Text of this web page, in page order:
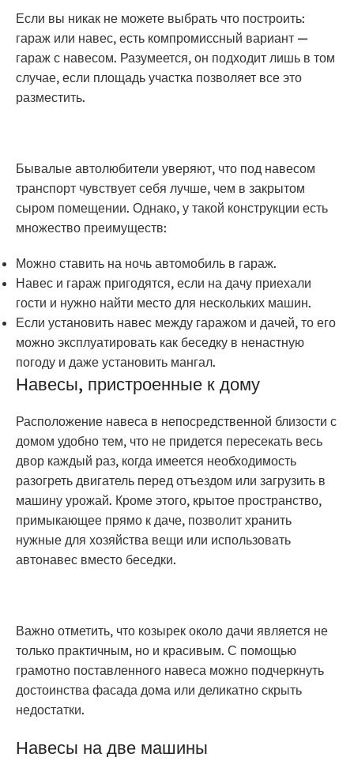
Если вы никак не можете выбрать что построить:
гараж или навес, есть компромиссный вариант —
гараж с навесом. Разумеется, он подходит лишь в том
случае, если площадь участка позволяет все это
разместить.
Бывалые автолюбители уверяют, что под навесом
транспорт чувствует себя лучше, чем в закрытом
сыром помещении. Однако, у такой конструкции есть
множество преимуществ:
Можно ставить на ночь автомобиль в гараж.
Навес и гараж пригодятся, если на дачу приехали
гости и нужно найти место для нескольких машин.
Если установить навес между гаражом и дачей, то его
можно эксплуатировать как беседку в ненастную
погоду и даже установить мангал.
Навесы, пристроенные к дому
Расположение навеса в непосредственной близости с
домом удобно тем, что не придется пересекать весь
двор каждый раз, когда имеется необходимость
разогреть двигатель перед отъездом или загрузить в
машину урожай. Кроме этого, крытое пространство,
примыкающее прямо к даче, позволит хранить
нужные для хозяйства вещи или использовать
автонавес вместо беседки.
Важно отметить, что козырек около дачи является не
только практичным, но и красивым. С помощью
грамотно поставленного навеса можно подчеркнуть
достоинства фасада дома или деликатно скрыть
недостатки.
Навесы на две машины